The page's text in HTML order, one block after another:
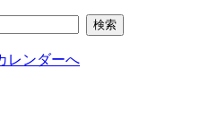
レンダーへ